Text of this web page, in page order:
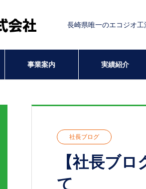
長崎県唯一のエコジオ工
事業案内 実績紹介
社長ブログ
【社長ブ
て